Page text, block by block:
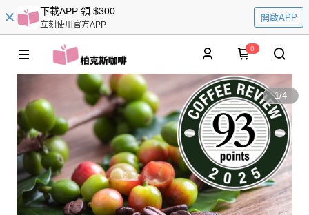
下載APP 領 $300
立刻使用官方APP
開啟APP
0
1/4